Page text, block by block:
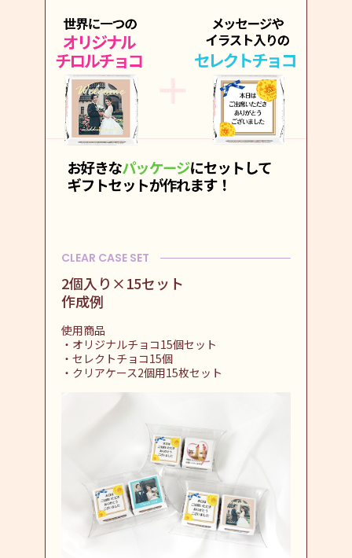
CLEAR CASE SET
2個入り×15セット
作成例
使用商品
・オリジナルチョコ15個セット
・セレクトチョコ15個
・クリアケース2個用15枚セット